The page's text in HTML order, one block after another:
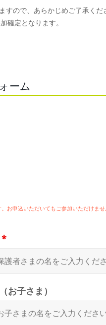
ので、あらかじめご了承くだ
確定となります。
ーム
お申込いただいてもご参加いただけま
*
お子さま）